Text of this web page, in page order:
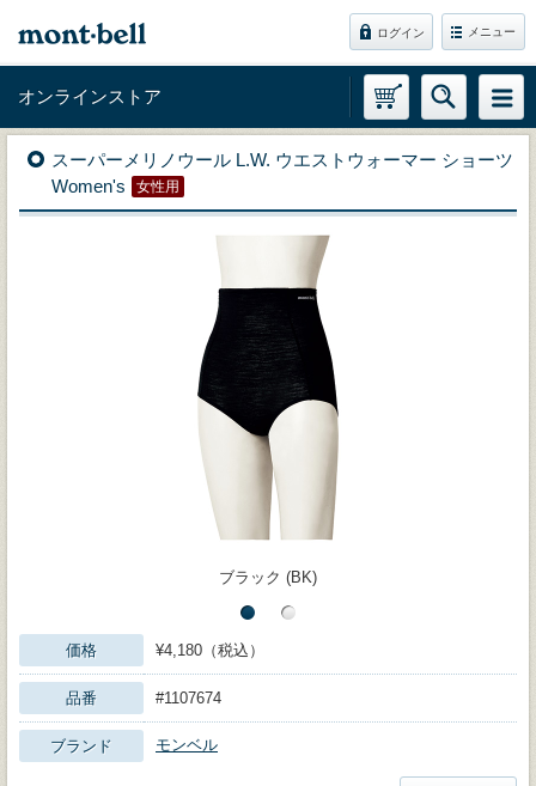
ログイン メニュー
オンラインストア
スーパーメリノウール L.W. ウエストウォーマー ショーツ
Women's
女性用
ブラック (BK)
価格 ¥4,180（税込）
品番 #1107674
ブランド モンベル